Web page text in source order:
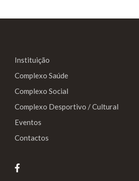
Instituição
Complexo Saúde
Complexo Social
Complexo Desportivo / Cultural
Eventos
Contactos